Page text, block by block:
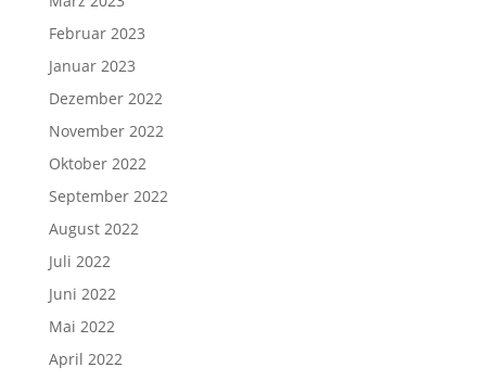
Februar 2023
Januar 2023
Dezember 2022
November 2022
Oktober 2022
September 2022
August 2022
Juli 2022
Juni 2022
Mai 2022
April 2022